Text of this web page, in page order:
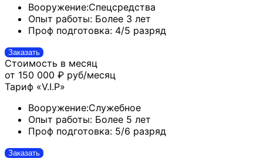
Вооружение:Спецсредства
Опыт работы: Более 3 лет
Проф подготовка: 4/5 разряд
Заказать
Стоимость в месяц
от 150 000 ₽ руб/месяц
Тариф «V.I.P»
Вооружение:Служебное
Опыт работы: Более 5 лет
Проф подготовка: 5/6 разряд
Заказать